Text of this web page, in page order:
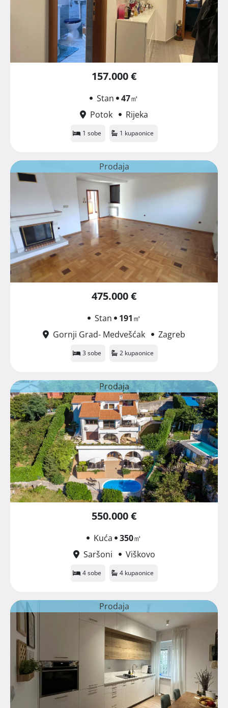
157.000 €
Stan 47㎡
Potok
Rijeka
1 sobe 1 kupaonice
Prodaja
475.000 €
Stan 191㎡
Gornji Grad- Medvešćak
Zagreb
3 sobe 2 kupaonice
Prodaja
550.000 €
Kuća 350㎡
Saršoni
Viškovo
4 sobe 4 kupaonice
Prodaja